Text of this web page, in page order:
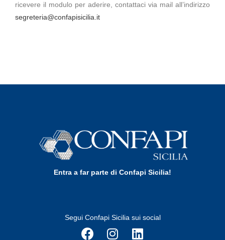
ricevere il modulo per aderire, contattaci via mail all’indirizzo
segreteria@confapisicilia.it
Entra a far parte di Confapi Sicilia!
Segui Confapi Sicilia sui social